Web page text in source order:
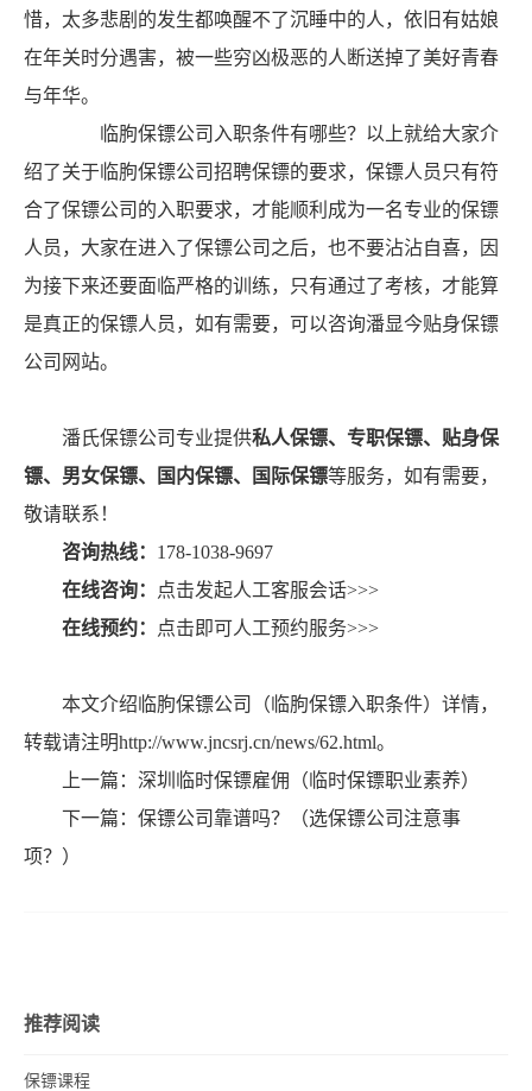
惜，太多悲剧的发生都唤醒不了沉睡中的人，依旧有姑娘
在年关时分遇害，被一些穷凶极恶的人断送掉了美好青春
与年华。
临朐保镖公司入职条件有哪些？以上就给大家介
绍了关于临朐保镖公司招聘保镖的要求，保镖人员只有符
合了保镖公司的入职要求，才能顺利成为一名专业的保镖
人员，大家在进入了保镖公司之后，也不要沾沾自喜，因
为接下来还要面临严格的训练，只有通过了考核，才能算
是真正的保镖人员，如有需要，可以咨询潘显今贴身保镖
公司网站。
潘氏保镖公司专业提供私人保镖、专职保镖、贴身保
镖、男女保镖、国内保镖、国际保镖等服务，如有需要，
敬请联系！
咨询热线： 178-1038-9697
在线咨询：
点击发起人工客服会话>>>
在线预约：
点击即可人工预约服务>>>
本文介绍临朐保镖公司（临朐保镖入职条件）详情，
转载请注明http://www.jncsrj.cn/news/62.html。
上一篇： 深圳临时保镖雇佣（临时保镖职业素养）
下一篇： 保镖公司靠谱吗？（选保镖公司注意事
项？）
推荐阅读
保镖课程